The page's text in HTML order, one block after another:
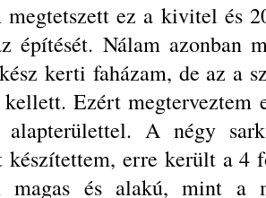
megtetszett ez a kivitel és
építését. Nálam azonban
kerti faházam, de az a
Ezért megterveztem
A négy
készítettem, erre került a 4
magas és alakú, mint